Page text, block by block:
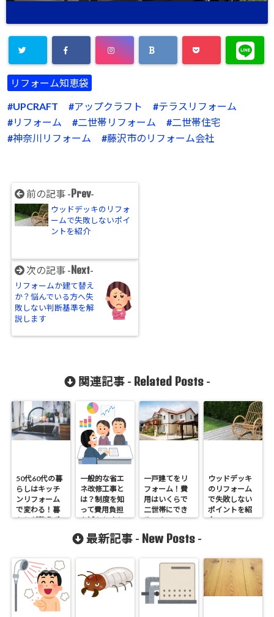
リフォーム知恵袋
UPCRAFT
アップクラフト
テラスリフォーム
リフォーム
二世帯リフォーム
二世帯住宅
神奈川リフォーム
藤沢市のリフォーム会社
前の記事 - Prev-
ウッドデッキのリフォ
ームで失敗しないポイ
ントを紹介
次の記事 - Next-
リフォームか建て替え
か？悩んでいる方へ失
敗しない判断基準を解
説します
関連記事 - Related Posts-
50代60代の暮
らしはキッチ
ンリフォーム
で変わる！暮
らしが整うポ
一般的な省エ
ネ改修工事と
は？制度を知
って費用負担
を減らしまし
一戸建てをリ
フォーム！費
用はいくらで
二世帯にでき
るの？
ウッドデッキ
のリフォーム
で失敗しない
ポイントを紹
介
最新記事 - New Posts -